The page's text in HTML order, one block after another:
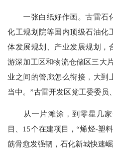
一张白纸好作画。古雷石
化工规划院等国内顶级石油化
体发展规划、产业发展规划，
游深加工区和物流仓储区三大
业之间的管廊怎么衔接，大到
当中。”古雷开发区党工委委员
从一片滩涂，到零星几家
目、15个在建项目，“烯烃-塑
筋骨愈发强韧，石化新城快速崛